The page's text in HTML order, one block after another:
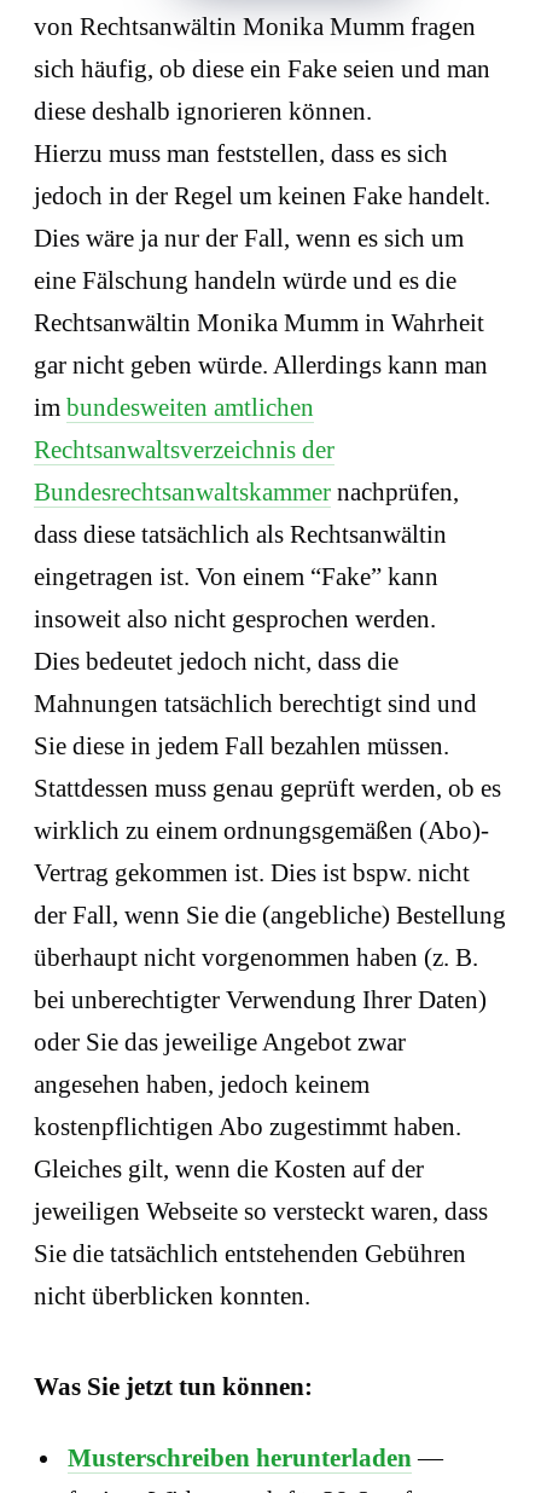
von Rechtsanwältin Monika Mumm fragen
sich häufig, ob diese ein Fake seien und man
diese deshalb ignorieren können.
Hierzu muss man feststellen, dass es sich
jedoch in der Regel um keinen Fake handelt.
Dies wäre ja nur der Fall, wenn es sich um
eine Fälschung handeln würde und es die
Rechtsanwältin Monika Mumm in Wahrheit
gar nicht geben würde. Allerdings kann man
im bundesweiten amtlichen
Rechtsanwaltsverzeichnis der
Bundesrechtsanwaltskammer nachprüfen,
dass diese tatsächlich als Rechtsanwältin
eingetragen ist. Von einem “Fake” kann
insoweit also nicht gesprochen werden.
Dies bedeutet jedoch nicht, dass die
Mahnungen tatsächlich berechtigt sind und
Sie diese in jedem Fall bezahlen müssen.
Stattdessen muss genau geprüft werden, ob es
wirklich zu einem ordnungsgemäßen (Abo)-
Vertrag gekommen ist. Dies ist bspw. nicht
der Fall, wenn Sie die (angebliche) Bestellung
überhaupt nicht vorgenommen haben (z. B.
bei unberechtigter Verwendung Ihrer Daten)
oder Sie das jeweilige Angebot zwar
angesehen haben, jedoch keinem
kostenpflichtigen Abo zugestimmt haben.
Gleiches gilt, wenn die Kosten auf der
jeweiligen Webseite so versteckt waren, dass
Sie die tatsächlich entstehenden Gebühren
nicht überblicken konnten.
Was Sie jetzt tun können:
Musterschreiben herunterladen —